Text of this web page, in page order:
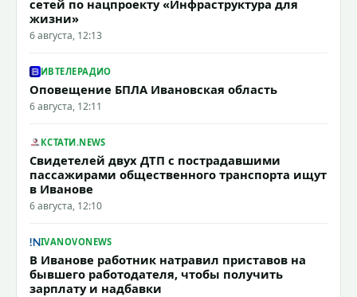
сетей по нацпроекту «Инфраструктура для
жизни»
6 августа, 12:13
ИВТЕЛЕРАДИО
Оповещение БПЛА Ивановская область
6 августа, 12:11
КСТАТИ.NEWS
Свидетелей двух ДТП с пострадавшими
пассажирами общественного транспорта ищут
в Иванове
6 августа, 12:10
IVANOVONEWS
В Иванове работник натравил приставов на
бывшего работодателя, чтобы получить
зарплату и надбавки